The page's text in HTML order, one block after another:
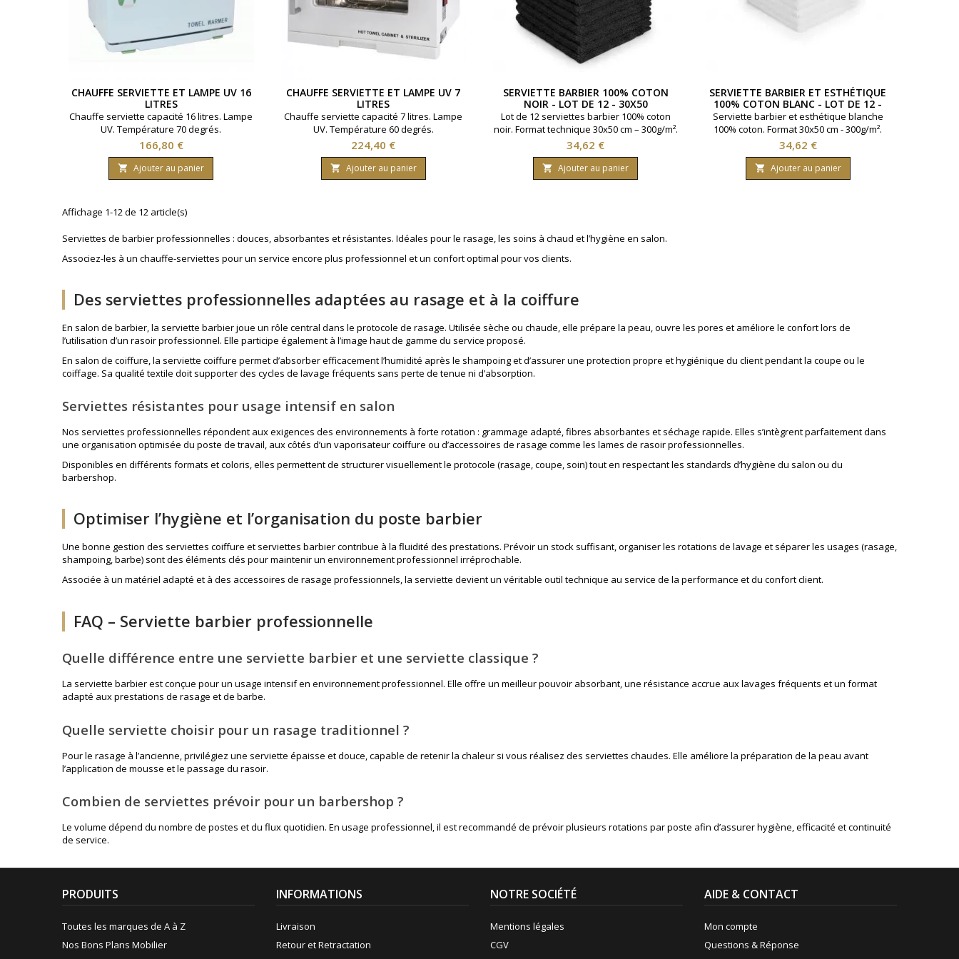
CHAUFFE SERVIETTE ET LAMPE UV 16
LITRES
Chauffe serviette capacité 16 litres. Lampe
UV. Température 70 degrés.
Prix
166,80 €
 Ajouter au panier
CHAUFFE SERVIETTE ET LAMPE UV 7
LITRES
Chauffe serviette capacité 7 litres. Lampe
UV. Température 60 degrés.
Prix
224,40 €
 Ajouter au panier
SERVIETTE BARBIER 100% COTON
NOIR - LOT DE 12 - 30X50
Lot de 12 serviettes barbier 100% coton
noir. Format technique 30x50 cm – 300g/m².
Idéales pour les soins de la barbe. Elles
assurent absorption optimale et meilleure
pénétration des produits cosmétiques en
salon professionnel.
Prix
34,62 €
 Ajouter au panier
SERVIETTE BARBIER ET ESTHÉTIQUE
100% COTON BLANC - LOT DE 12 -
30X50
Serviette barbier et esthétique blanche
100% coton. Format 30x50 cm - 300g/m².
Idéale pour soins de la barbe, rasage
traditionnel et prestations en institut. Lot
professionnel de 12 serviettes techniques
absorbantes et résistantes.
Prix
34,62 €
 Ajouter au panier
Affichage 1-12 de 12 article(s)
Serviettes de barbier professionnelles : douces, absorbantes et résistantes. Idéales pour le rasage, les soins à chaud et l’hygiène en salon.
Associez-les à un chauffe-serviettes pour un service encore plus professionnel et un confort optimal pour vos clients.
Des serviettes professionnelles adaptées au rasage et à la coiffure
En salon de barbier, la serviette barbier joue un rôle central dans le protocole de rasage. Utilisée sèche ou chaude, elle prépare la peau, ouvre les pores et améliore le confort lors de
l’utilisation d’un rasoir professionnel. Elle participe également à l’image haut de gamme du service proposé.
En salon de coiffure, la serviette coiffure permet d’absorber efficacement l’humidité après le shampoing et d’assurer une protection propre et hygiénique du client pendant la coupe ou le
coiffage. Sa qualité textile doit supporter des cycles de lavage fréquents sans perte de tenue ni d’absorption.
Serviettes résistantes pour usage intensif en salon
Nos serviettes professionnelles répondent aux exigences des environnements à forte rotation : grammage adapté, fibres absorbantes et séchage rapide. Elles s’intègrent parfaitement dans
une organisation optimisée du poste de travail, aux côtés d’un vaporisateur coiffure ou d’accessoires de rasage comme les lames de rasoir professionnelles.
Disponibles en différents formats et coloris, elles permettent de structurer visuellement le protocole (rasage, coupe, soin) tout en respectant les standards d’hygiène du salon ou du
barbershop.
Optimiser l’hygiène et l’organisation du poste barbier
Une bonne gestion des serviettes coiffure et serviettes barbier contribue à la fluidité des prestations. Prévoir un stock suffisant, organiser les rotations de lavage et séparer les usages (rasage,
shampoing, barbe) sont des éléments clés pour maintenir un environnement professionnel irréprochable.
Associée à un matériel adapté et à des accessoires de rasage professionnels, la serviette devient un véritable outil technique au service de la performance et du confort client.
FAQ – Serviette barbier professionnelle
Quelle différence entre une serviette barbier et une serviette classique ?
La serviette barbier est conçue pour un usage intensif en environnement professionnel. Elle offre un meilleur pouvoir absorbant, une résistance accrue aux lavages fréquents et un format
adapté aux prestations de rasage et de barbe.
Quelle serviette choisir pour un rasage traditionnel ?
Pour le rasage à l’ancienne, privilégiez une serviette épaisse et douce, capable de retenir la chaleur si vous réalisez des serviettes chaudes. Elle améliore la préparation de la peau avant
l’application de mousse et le passage du rasoir.
Combien de serviettes prévoir pour un barbershop ?
Le volume dépend du nombre de postes et du flux quotidien. En usage professionnel, il est recommandé de prévoir plusieurs rotations par poste afin d’assurer hygiène, efficacité et continuité
de service.
PRODUITS
Toutes les marques de A à Z
Nos Bons Plans Mobilier
INFORMATIONS
Livraison
Retour et Retractation
NOTRE SOCIÉTÉ
Mentions légales
CGV
AIDE & CONTACT
Mon compte
Questions & Réponse